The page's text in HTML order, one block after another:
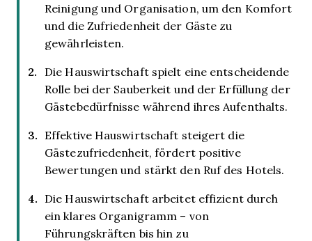
Reinigung und Organisation, um den Komfort
und die Zufriedenheit der Gäste zu
gewährleisten.
Die Hauswirtschaft spielt eine entscheidende
Rolle bei der Sauberkeit und der Erfüllung der
Gästebedürfnisse während ihres Aufenthalts.
Effektive Hauswirtschaft steigert die
Gästezufriedenheit, fördert positive
Bewertungen und stärkt den Ruf des Hotels.
Die Hauswirtschaft arbeitet effizient durch
ein klares Organigramm – von
Führungskräften bis hin zu